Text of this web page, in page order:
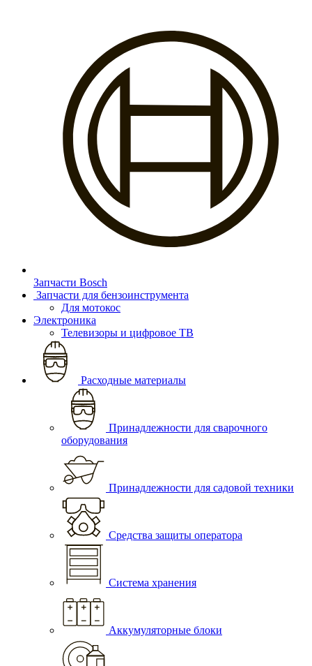
Запчасти Bosch
Запчасти для бензоинструмента
Для мотокос
Электроника
Телевизоры и цифровое ТВ
Расходные материалы
Принадлежности для сварочного
оборудования
Принадлежности для садовой техники
Средства защиты оператора
Система хранения
Аккумуляторные блоки